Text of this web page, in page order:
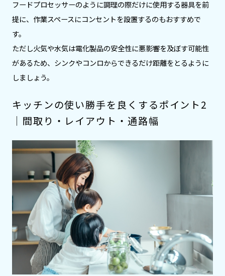
フードプロセッサーのように調理の際だけに使用する器具を前
提に、作業スペースにコンセントを設置するのもおすすめで
す。
ただし火気や水気は電化製品の安全性に悪影響を及ぼす可能性
があるため、シンクやコンロからできるだけ距離をとるように
しましょう。
キッチンの使い勝手を良くするポイント2
｜間取り・レイアウト・通路幅